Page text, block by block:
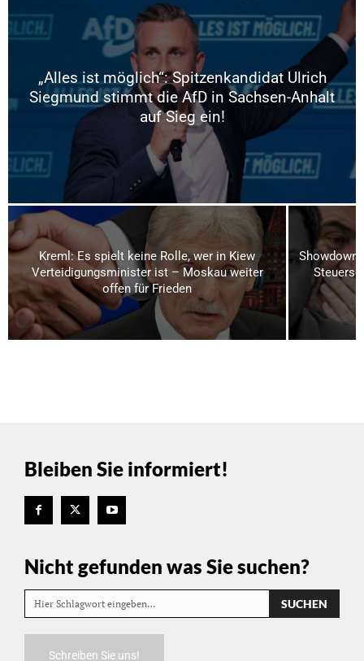
„Alles ist möglich“: Spitzenkandidat Ulrich
Siegmund stimmt die AfD in Sachsen-Anhalt
auf Sieg ein!
Kreml: Es spielt keine Rolle, wer in Kiew
Verteidigungsminister ist – Moskau weiter
offen für Frieden
Showdown
Bleiben Sie informiert!
Nicht gefunden was Sie suchen?
Hier Schlagwort eingeben… SUCHEN
Schreiben Sie uns!